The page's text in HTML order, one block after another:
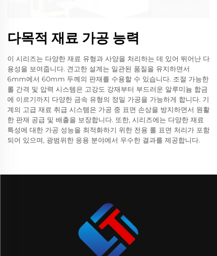
다목적 재료 가공 능력
이 시리즈는 다양한 재료 유형과 사양을 처리하는 데 있어 뛰어난 다
용성을 보여줍니다. 견고한 설계는 일관된 품질을 유지하면서
6mm에서 60mm 두께의 판재를 수용할 수 있습니다. 조절 가능한
롤 간격 및 압력 시스템은 고강도 강재부터 부드러운 알루미늄 합금
에 이르기까지 다양한 금속 유형의 정밀 가공을 가능하게 합니다. 기
계의 고급 재료 취급 시스템은 가공 중 표면 손상을 방지하면서 원활
한 판재 공급 및 배출을 보장합니다. 또한, 시리즈에는 다양한 재료
특성에 대한 가공 성능을 최적화하기 위한 전용 롤 표면 처리가 포함
되어 있으며, 광범위한 응용 분야에서 우수한 결과를 제공합니다.